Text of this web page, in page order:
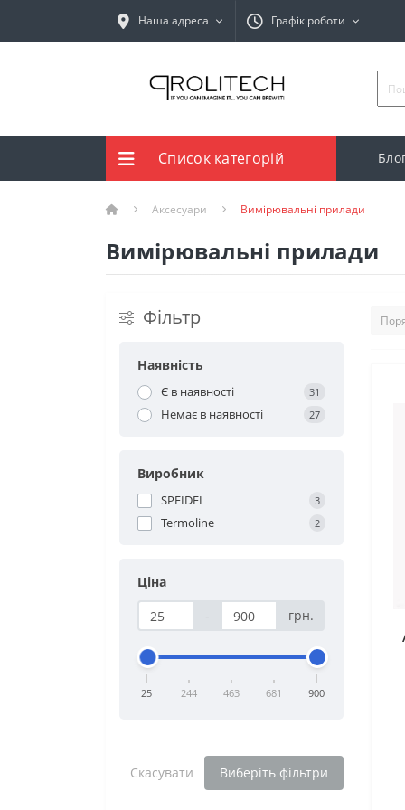
Наша адреса Графік роботи
Список категорій
Аксесуари Вимірювальні прилади
Вимірювальні прилади
Фільтр
Наявність
Є в наявності 31
Немає в наявності 27
Виробник
SPEIDEL 3
Termoline 2
Ціна
-
грн.
25 244 463 681 900
Скасувати Виберіть фільтри